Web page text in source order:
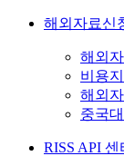
해외자료신
해외
비용
해외
중국
RISS API 센